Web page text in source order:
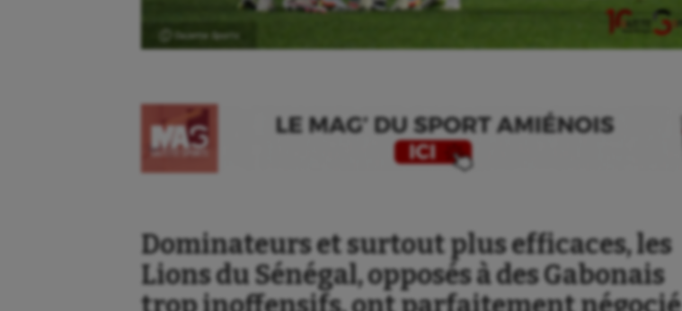
Ⓒ Gazette Sports
Dominateurs et surtout plus efficaces, les
Lions du Sénégal, opposés à des Gabonais